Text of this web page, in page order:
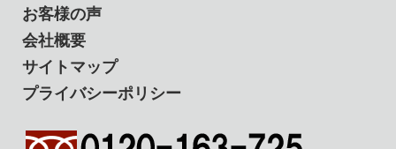
お客様の声
会社概要
サイトマップ
プライバシーポリシー